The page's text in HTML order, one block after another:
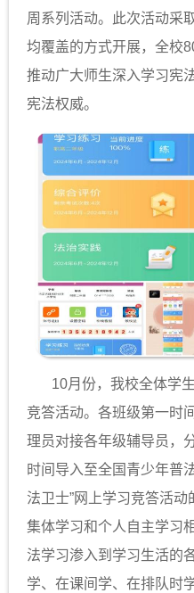
周系列活动。此次活动采
均覆盖的方式开展，全校
推动广大师生深入学习宪
宪法权威。
10月份，我校全体学生
竞答活动。各班级第一时
理员对接各年级辅导员，
时间导入至全国青少年普
法卫士”网上学习竞答活
集体学习和个人自主学习
法学习渗入到学习生活的
学、在课间学、在排队时